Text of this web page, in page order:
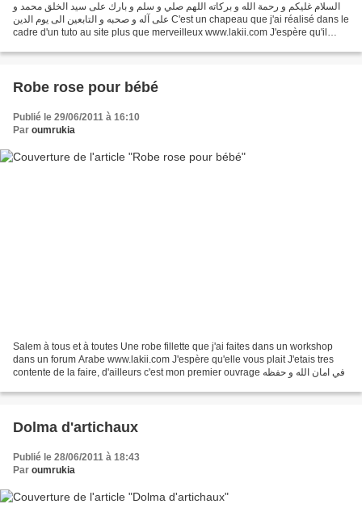
السلام غليكم و رحمة الله و بركاته اللهم صلي و سلم و بارك على سيد الخلق محمد و
على آله و صحبه و التابعين الى يوم الدين C'est un chapeau que j'ai réalisé dans le
cadre d'un tuto au site plus que merveilleux www.lakii.com J'espère qu'il
Robe rose pour bébé
Publié le 29/06/2011 à 16:10
Par oumrukia
Salem à tous et à toutes Une robe fillette que j'ai faites dans un workshop
dans un forum Arabe www.lakii.com J'espère qu'elle vous plait J'etais tres
contente de la faire, d'ailleurs c'est mon premier ouvrage في امان الله و حفظه
Dolma d'artichaux
Publié le 28/06/2011 à 18:43
Par oumrukia